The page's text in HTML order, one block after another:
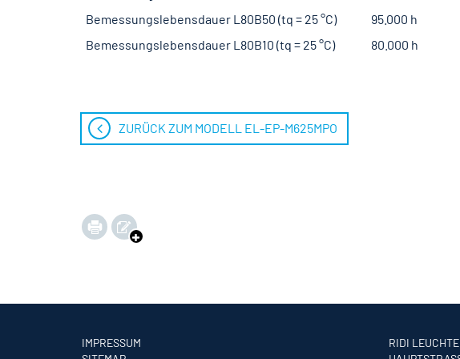
Bemessungslebensdauer L80B50 (tq = 25 °C)
95.000 h
Bemessungslebensdauer L80B10 (tq = 25 °C)
80.000 h
ZURÜCK ZUM MODELL EL-EP-M625MPO
IMPRESSUM
RIDI